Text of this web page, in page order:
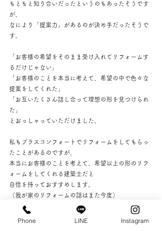
もともと知り合いだったというのもあったそうです
が、
なにより「提案力」があるのが決め手だったそうで
す。
「お客様の希望をそのまま受け入れてリフォームす
るだけじゃない」
「お客様のことを本当に考えて、希望の中で色々な
提案をしてくれた」
「お互いたくさん話し合って理想の形を見つけられ
た」
とおっしゃっていただけました。
私もプラスコンフォートでリフォームをしてもらっ
たことがあるのですが、
本当にお客様のことを考えて、希望以上の形のリフ
ォームをしてくれる建築士だと
自信を持っておすすめします。
（我が家のリフォームの話はまた今度）
Phone LINE Instagram